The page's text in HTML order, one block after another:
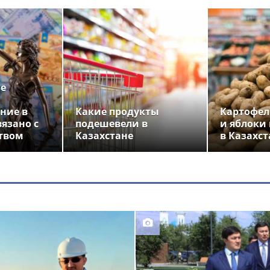
в
с
Какие продукты
подешевели в
Казахстане
и
в